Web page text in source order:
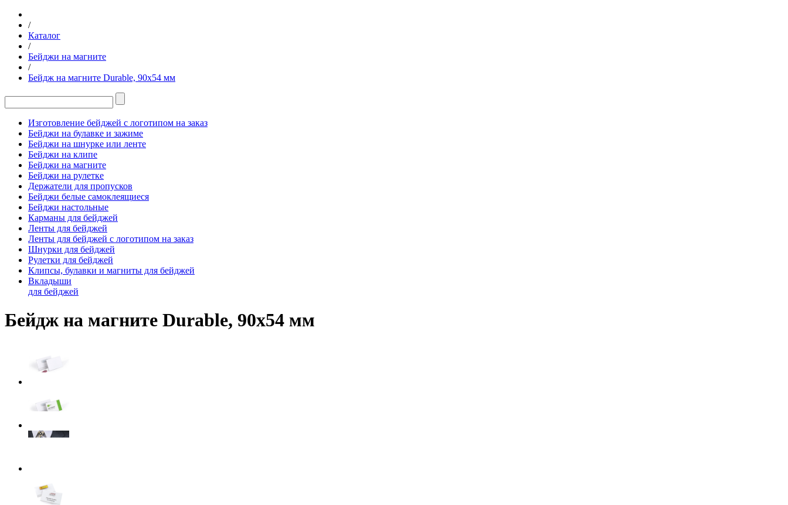
/
Каталог
/
Бейджи на магните
/
Бейдж на магните Durable, 90x54 мм
Изготовление бейджей с логотипом на заказ
Бейджи на булавке и зажиме
Бейджи на шнурке или ленте
Бейджи на клипе
Бейджи на магните
Бейджи на рулетке
Держатели для пропусков
Бейджи белые самоклеящиеся
Бейджи настольные
Карманы для бейджей
Ленты для бейджей
Ленты для бейджей с логотипом на заказ
Шнурки для бейджей
Рулетки для бейджей
Клипсы, булавки и магниты для бейджей
Вкладыши
для бейджей
Бейдж на магните Durable, 90x54 мм